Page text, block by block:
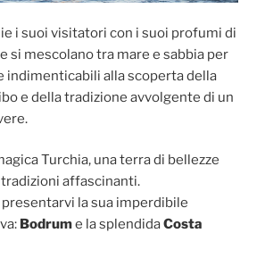
i suoi visitatori con i suoi profumi di
si mescolano tra mare e sabbia per
indimenticabili alla scoperta della
e della tradizione avvolgente di un
Turchia, una terra di bellezze
affascinanti.
la sua imperdibile
Bodrume la splendidaCosta